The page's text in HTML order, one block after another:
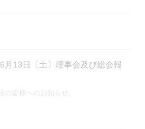
13日〔土〕理事会及び総会報
の皆様へのお知らせ